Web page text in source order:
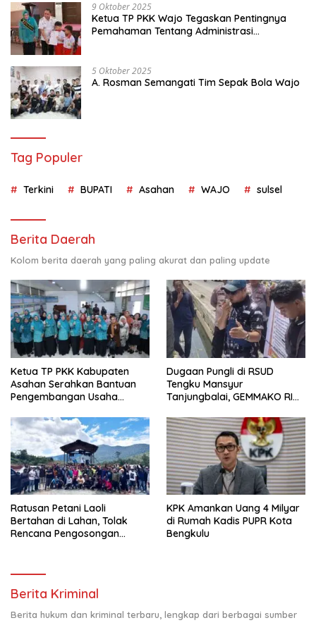
9 Oktober 2025
Ketua TP PKK Wajo Tegaskan Pentingnya
Pemahaman Tentang Administrasi
5 Oktober 2025
A. Rosman Semangati Tim Sepak Bola Wajo
Tag Populer
Terkini BUPATI Asahan WAJO sulsel
Berita Daerah
Kolom berita daerah yang paling akurat dan paling update
Ketua TP PKK Kabupaten
Asahan Serahkan Bantuan
Pengembangan Usaha
Pemberdayaan dan
Kesejahteraan Keluarga di
Kelurahan Sentang
Dugaan Pungli di RSUD
Tengku Mansyur
Tanjungbalai, GEMMAKO RI
Tuntas
Ratusan Petani Laoli
Bertahan di Lahan, Tolak
Rencana Pengosongan
KPK Amankan Uang 4 Milyar
di Rumah Kadis PUPR Kota
Bengkulu
Berita Kriminal
Berita hukum dan kriminal terbaru, lengkap dari berbagai sumber